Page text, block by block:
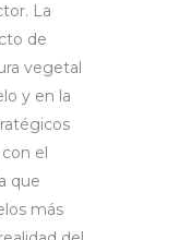
La
de
vegetal
y en la
el
que
más